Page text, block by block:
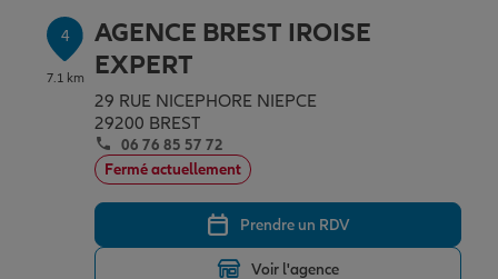
4
7.1 km
AGENCE BREST IROISE
EXPERT
29 RUE NICEPHORE NIEPCE
29200 BREST
06 76 85 57 72
Fermé actuellement
Prendre un RDV
Voir l'agence